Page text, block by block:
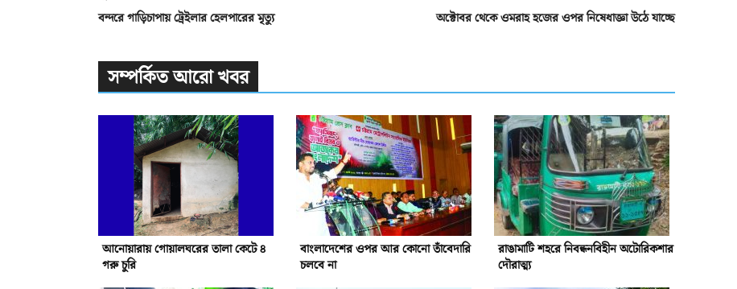
বন্দরে গাড়িচাপায় ট্রেইলার হেলপারের মৃত্যু
অক্টোবর থেকে ওমরাহ হজের ওপর নিষেধাজ্ঞা উঠে যাচ্ছে
সম্পর্কিত আরো খবর
আনোয়ারায় গোয়ালঘরের তালা কেটে ৪
গরু চুরি
বাংলাদেশের ওপর আর কোনো তাঁবেদারি
চলবে না
রাঙামাটি শহরে নিবন্ধনবিহীন অটোরিকশার
দৌরাত্ম্য